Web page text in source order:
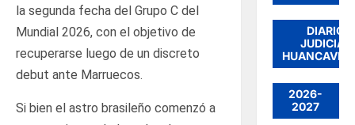
la segunda fecha del Grupo C del
Mundial 2026, con el objetivo de
recuperarse luego de un discreto
debut ante Marruecos.
Si bien el astro brasileño comenzó a
DIARIO
JUDICIAL
2026-
2027